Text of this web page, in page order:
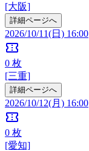
[大阪]
詳細ページへ
2026/10/11(日) 16:00
confirmation_number
0 枚
[三重]
詳細ページへ
2026/10/12(月) 16:00
confirmation_number
0 枚
[愛知]